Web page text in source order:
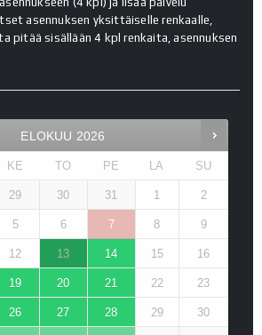
asennuksen yksittäiselle renkaalle,
pitää sisällään 4 kpl renkaita, asennuksen
ELOKUU 2026
KE TO PE LA SU
29 30 31 1 2
5 6 7 8 9
12 13 14 15 16
19 20 21 22 23
26 27 28 29 30